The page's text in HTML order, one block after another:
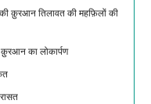
क़ुरआन तिलावत की महफ़िलों की
क़ुरआन का लोकार्पण